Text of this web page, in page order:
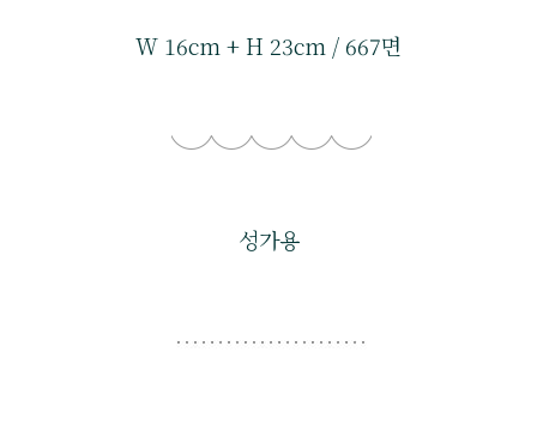
W 16cm + H 23cm / 667면
성가용